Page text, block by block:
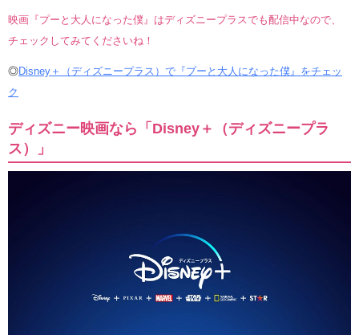
映画『プーと大人になった僕』はディズニープラスでも配信中なので、
チェックしてみてくださいね！
◎Disney＋（ディズニープラス）で『プーと大人になった僕』をチェッ
ク
ディズニー映画なら「Disney＋（ディズニープラ
ス）」